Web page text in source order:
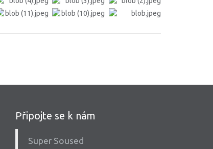
Připojte se k nám
Super Soused